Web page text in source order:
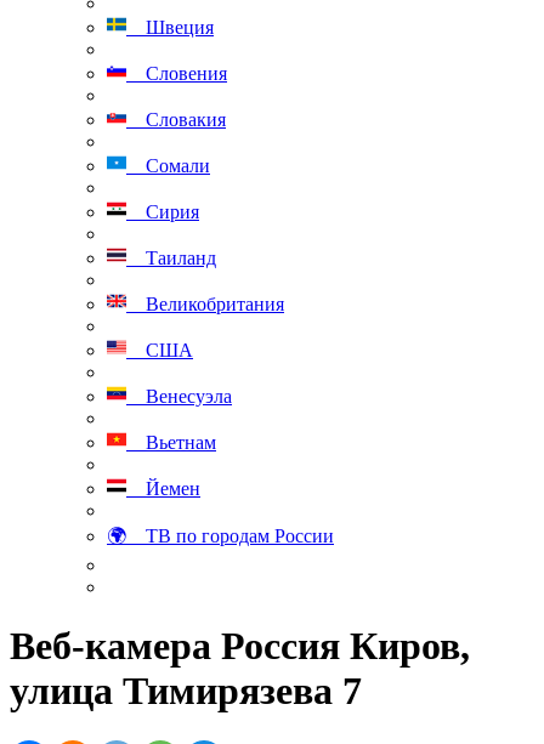
Швеция
Словения
Словакия
Сомали
Сирия
Таиланд
Великобритания
США
Венесуэла
Вьетнам
Йемен
🌍 ТВ по городам России
Веб-камера Россия Киров,
улица Тимирязева 7